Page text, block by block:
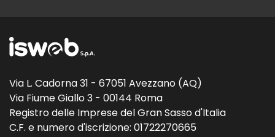
Via L. Cadorna 31 - 67051 Avezzano (AQ)
Via Fiume Giallo 3 - 00144 Roma
Registro delle Imprese del Gran Sasso d'Italia
C.F. e numero d'iscrizione: 01722270665